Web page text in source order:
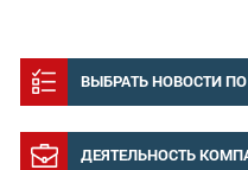
ВЫБРАТЬ НОВОСТИ
ДЕЯТЕЛЬНОСТЬ